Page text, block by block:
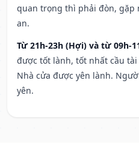
quan trọng thì phải đòn, gặp
an.
Từ 21h-23h (Hợi) và từ 09h-
được tốt lành, tốt nhất cầu
Nhà cửa được yên lành.
yên.